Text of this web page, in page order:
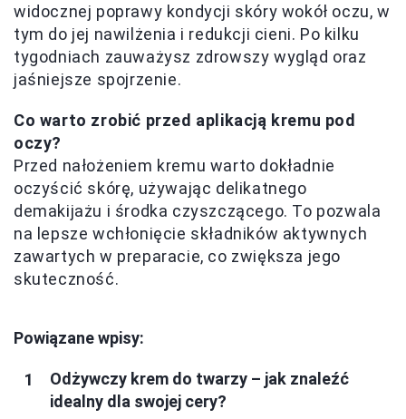
widocznej poprawy kondycji skóry wokół oczu, w
tym do jej nawilżenia i redukcji cieni. Po kilku
tygodniach zauważysz zdrowszy wygląd oraz
jaśniejsze spojrzenie.
Co warto zrobić przed aplikacją kremu pod
oczy?
Przed nałożeniem kremu warto dokładnie
oczyścić skórę, używając delikatnego
demakijażu i środka czyszczącego. To pozwala
na lepsze wchłonięcie składników aktywnych
zawartych w preparacie, co zwiększa jego
skuteczność.
Powiązane wpisy:
Odżywczy krem do twarzy – jak znaleźć
idealny dla swojej cery?